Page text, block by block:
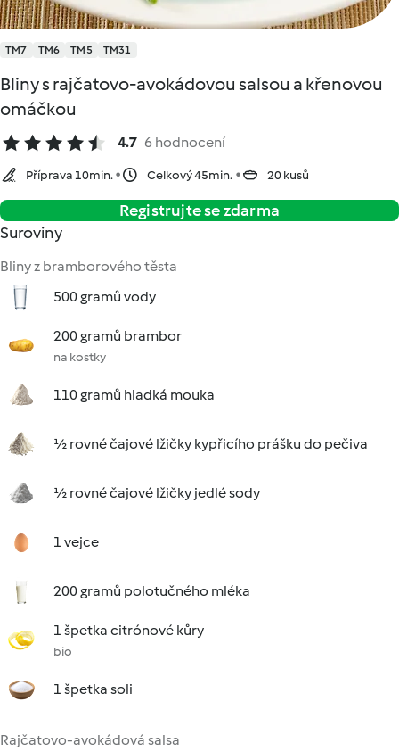
TM7 TM6 TM5 TM31
Bliny s rajčatovo-avokádovou salsou a křenovou
omáčkou
4.7 6 hodnocení
Příprava 10min. Celkový 45min. 20 kusů
Registrujte se zdarma
Suroviny
Bliny z bramborového těsta
500 gramů vody
200 gramů brambor
na kostky
110 gramů hladká mouka
½ rovné čajové lžičky kypřicího prášku do pečiva
½ rovné čajové lžičky jedlé sody
1 vejce
200 gramů polotučného mléka
1 špetka citrónové kůry
bio
1 špetka soli
Rajčatovo-avokádová salsa